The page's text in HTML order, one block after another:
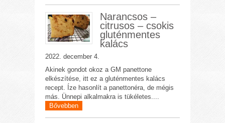
Narancsos –
citrusos – csokis
gluténmentes
kalács
2022. december 4.
Akinek gondot okoz a GM panettone
elkészítése, itt ez a gluténmentes kalács
recept. Íze hasonlít a panettonéra, de mégis
más. Ünnepi alkalmakra is tükéletes....
Bővebben